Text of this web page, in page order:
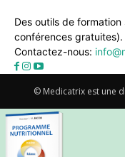
Des outils de
conférences gratuites).
Contactez-nous:
© Medicatrix est une